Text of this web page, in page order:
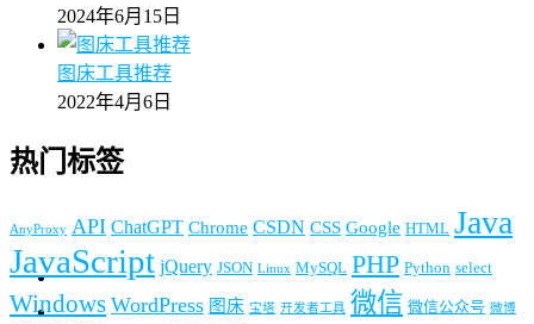
2024年6月15日
图床工具推荐
2022年4月6日
热门标签
AnyProxy API ChatGPT Chrome CSDN CSS Google HTML Java
JavaScript jQuery JSON Linux MySQL PHP Python select
Windows WordPress 图床 宝塔 开发者工具 微信 微信公众号 微博